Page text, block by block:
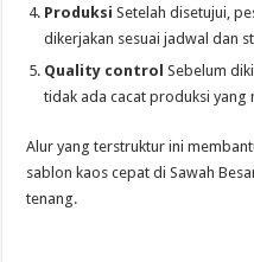
Produksi Setelah disetujui,
dikerjakan sesuai jadwal dan
Quality control Sebelum
tidak ada cacat produksi yang
Alur yang terstruktur ini
sablon kaos cepat di Sawah
tenang.